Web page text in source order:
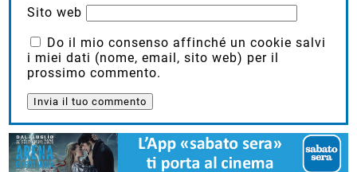
Sito web
Do il mio consenso affinché un cookie salvi
i miei dati (nome, email, sito web) per il
prossimo commento.